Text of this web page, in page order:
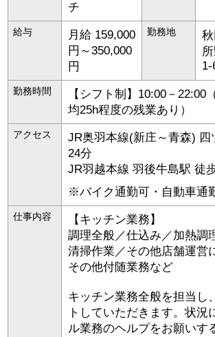
チ
給与
月給 159,000
円～350,000
円
勤務地
1-
勤務時間
【シフト制】10:00－22:00
均25h程度の残業あり）
アクセス
JR奥羽本線(新庄～青森) 四
24分
JR羽越本線 羽後牛島駅 徒
※バイク通勤可・自動車通
仕事内容
【キッチン業務】
調理全般／仕込み／加熱調
清掃作業／その他店舗運営
その他付随業務など
キッチン業務全般を担当し
トしていただきます。状況
ル業務のヘルプをお願いす